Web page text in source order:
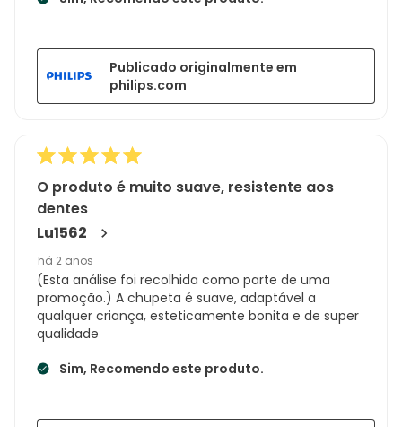
Publicado originalmente em
philips.com
O produto é muito suave, resistente aos
dentes
Lu1562
há 2 anos
(Esta análise foi recolhida como parte de uma
promoção.) A chupeta é suave, adaptável a
qualquer criança, esteticamente bonita e de super
qualidade
Sim, Recomendo este produto.